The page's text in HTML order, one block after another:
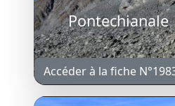
Pontechianale
Accéder à la fiche